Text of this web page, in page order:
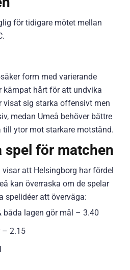
för tidigare mötet mellan
form med varierande
kämpat hårt för att undvika
visat sig starka offensivt men
medan Umeå behöver bättre
ytor mot starkare motstånd.
spel för matchen
att Helsingborg har fördel
kan överraska om de spelar
spelidéer att överväga:
båda lagen gör mål – 3.40
– 2.15